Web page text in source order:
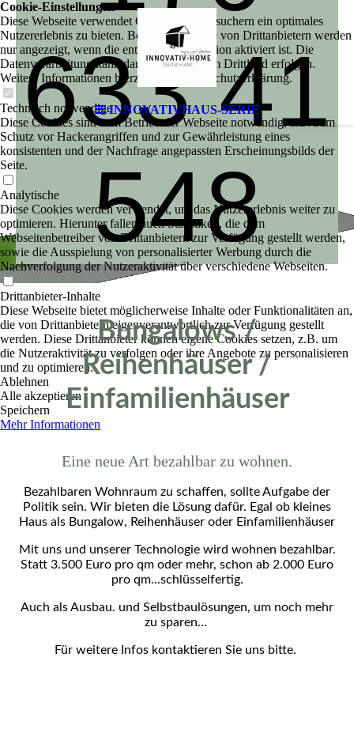
INNOVATIVHAUS-SERIE
633 41
548
Bungalows /
Reihenhäuser /
Einfamilienhäuser
Eine neue Art bezahlbar zu wohnen.
Bezahlbaren Wohnraum zu schaffen, sollte Aufgabe der
Politik sein. Wir bieten die Lösung dafür. Egal ob kleines
Haus als Bungalow, Reihenhäuser oder Einfamilienhäuser
Mit uns und unserer Technologie wird wohnen bezahlbar.
Statt 3.500 Euro pro qm oder mehr, schon ab 2.000 Euro
pro qm...schlüsselfertig.
Auch als Ausbau. und Selbstbaulösungen, um noch mehr
zu sparen...
Für weitere Infos kontaktieren Sie uns bitte.
Cookie-Einstellungen
Diese Webseite verwendet Cookies, um Besuchern ein optimales
Nutzererlebnis zu bieten. Bestimmte Inhalte von Drittanbietern werden
nur angezeigt, wenn die entsprechende Option aktiviert ist. Die
Datenverarbeitung kann dann auch in einem Drittland erfolgen.
Weitere Informationen hierzu in der Datenschutzerklärung.
Technisch notwendige
Diese Cookies sind zum Betrieb der Webseite notwendig, z.B. zum
Schutz vor Hackerangriffen und zur Gewährleistung eines
konsistenten und der Nachfrage angepassten Erscheinungsbilds der
Seite.
Analytische
Diese Cookies werden verwendet, um das Nutzererlebnis weiter zu
optimieren. Hierunter fallen auch Statistiken, die dem
Webseitenbetreiber von Drittanbietern zur Verfügung gestellt werden,
sowie die Ausspielung von personalisierter Werbung durch die
Nachverfolgung der Nutzeraktivität über verschiedene Webseiten.
Drittanbieter-Inhalte
Diese Webseite bietet möglicherweise Inhalte oder Funktionalitäten an,
die von Drittanbietern eigenverantwortlich zur Verfügung gestellt
werden. Diese Drittanbieter können eigene Cookies setzen, z.B. um
die Nutzeraktivität zu verfolgen oder ihre Angebote zu personalisieren
und zu optimieren.
Ablehnen
Alle akzeptieren
Speichern
Mehr Informationen